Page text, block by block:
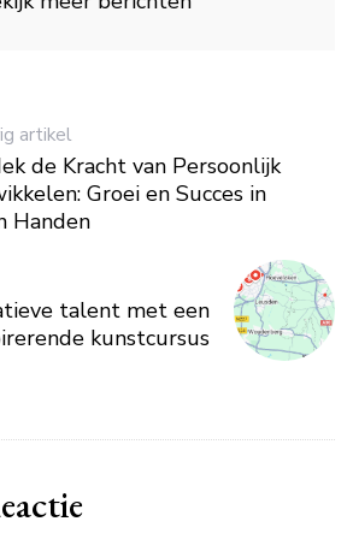
artikel
de Kracht van Persoonlijk
Groei en Succes in
Handen
talent met een
kunstcursus